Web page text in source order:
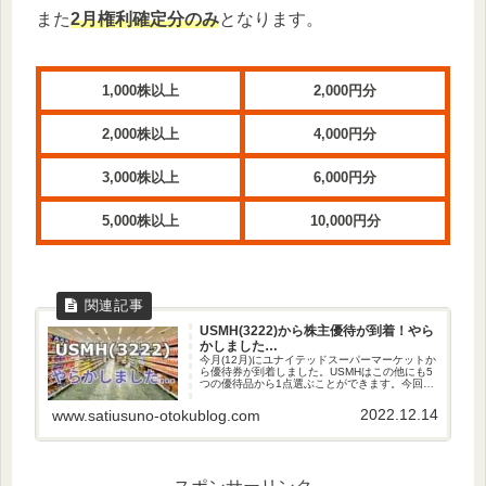
また2月権利確定分のみとなります。
1,000株以上 2,000円分
2,000株以上 4,000円分
3,000株以上 6,000円分
5,000株以上 10,000円分
USMH(3222)から株主優待が到着！やら
かしました…
今月(12月)にユナイテッドスーパーマーケットか
ら優待券が到着しました。USMHはこの他にも5
つの優待品から1点選ぶことができます。今回は
待品を選ぶことができませんでした…そんな
USMHの株主優待品...
www.satiusuno-otokublog.com 2022.12.14